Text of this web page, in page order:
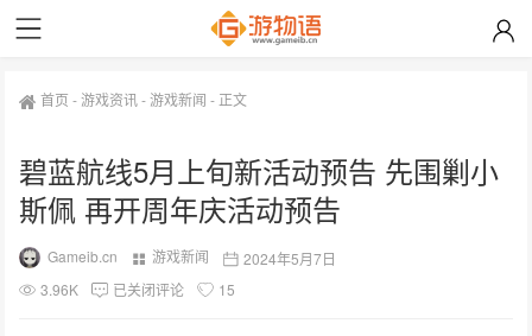
首页 -游戏资讯-游戏新闻 - 正文
碧蓝航线5月上旬新活动预告 先围剿小
斯佩 再开周年庆活动预告
Gameib.cn 游戏新闻
2024年5月7日
3.96K
已关闭评论 15